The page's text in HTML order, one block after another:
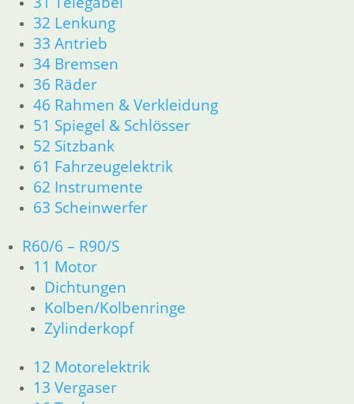
32 Lenkung
33 Antrieb
34 Bremsen
36 Räder
46 Rahmen & Verkleidung
51 Spiegel & Schlösser
52 Sitzbank
61 Fahrzeugelektrik
62 Instrumente
63 Scheinwerfer
R60/6 – R90/S
11 Motor
Dichtungen
Kolben/Kolbenringe
Zylinderkopf
12 Motorelektrik
13 Vergaser
23 Getriebe
26 Kardanwelle
31 Telegabel
32 Lenkung
33 Antrieb
34 Bremsen
36 Räder
46 Rahmen & Verkleidung
51 Spiegel & Schlösser
61 Fahrzeugelektrik
62 Instrumente
R50/5 – R75/5
11 Motor
Dichtungen
Kolben/Kolbenringe
Zylinderkopf
12 Motorelektrik
16 Tank
18 Auspuff